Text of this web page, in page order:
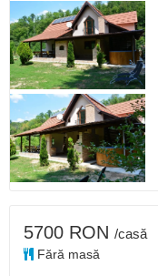
5700 RON /casă
Fără masă